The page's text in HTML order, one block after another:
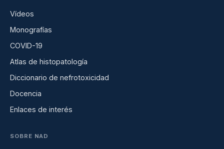
Vídeos
Monografías
COVID-19
Atlas de histopatología
Diccionario de nefrotoxicidad
Docencia
Enlaces de interés
SOBRE NAD